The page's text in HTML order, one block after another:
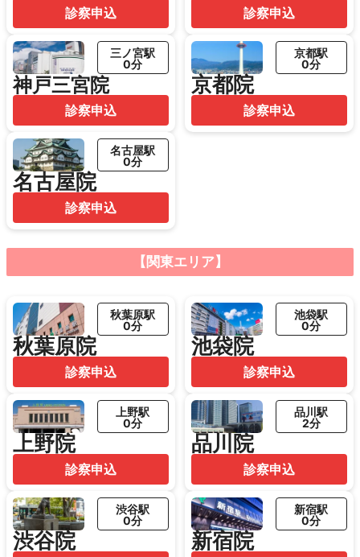
診察申込 診察申込
神戸三宮院
三ノ宮駅
0分
診察申込
京都院
京都駅
0分
診察申込
名古屋院
名古屋駅
0分
診察申込
【関東エリア】
秋葉原院
秋葉原駅
0分
診察申込
池袋院
池袋駅
0分
診察申込
上野院
上野駅
0分
診察申込
品川院
品川駅
2分
診察申込
渋谷院
渋谷駅
0分
新宿院
新宿駅
0分